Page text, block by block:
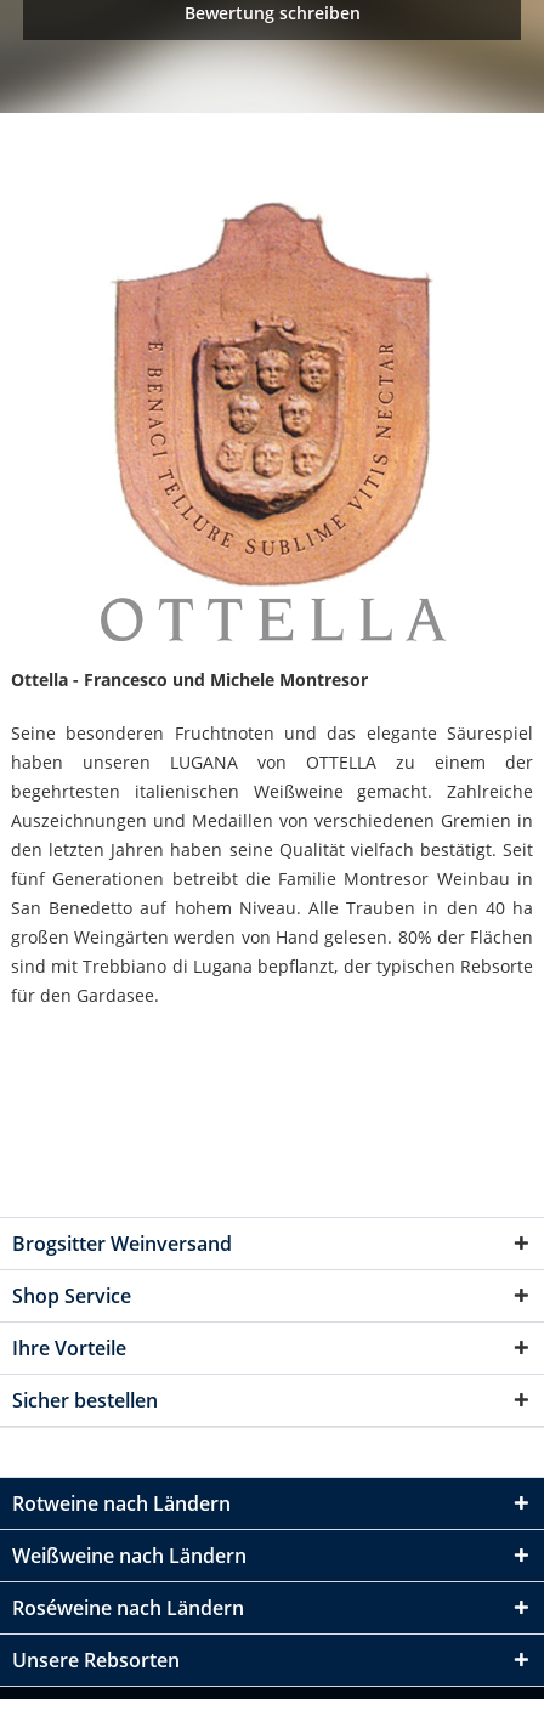
Bewertung schreiben
Ottella - Francesco und Michele Montresor
Seine besonderen Fruchtnoten und das elegante Säurespiel
haben unseren LUGANA von OTTELLA zu einem der
begehrtesten italienischen Weißweine gemacht. Zahlreiche
Auszeichnungen und Medaillen von verschiedenen Gremien in
den letzten Jahren haben seine Qualität vielfach bestätigt. Seit
fünf Generationen betreibt die Familie Montresor Weinbau in
San Benedetto auf hohem Niveau. Alle Trauben in den 40 ha
großen Weingärten werden von Hand gelesen. 80% der Flächen
sind mit Trebbiano di Lugana bepflanzt, der typischen Rebsorte
für den Gardasee.
Brogsitter Weinversand
Shop Service
Ihre Vorteile
Sicher bestellen
Rotweine nach Ländern
Weißweine nach Ländern
Roséweine nach Ländern
Unsere Rebsorten